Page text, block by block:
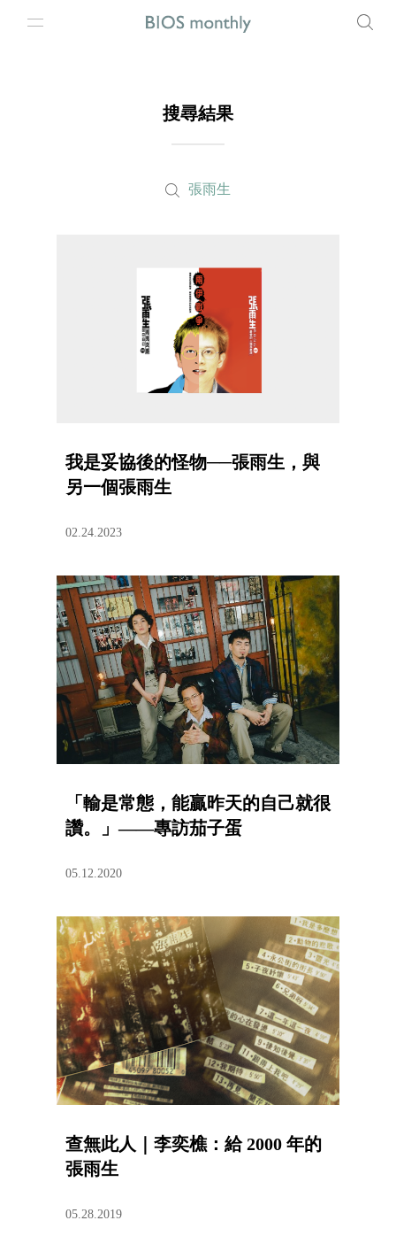
搜尋結果
張雨生
我是妥協後的怪物──張雨生，與
另一個張雨生
02.24.2023
「輸是常態，能贏昨天的自己就很
讚。」——專訪茄子蛋
05.12.2020
查無此人｜李奕樵：給 2000 年的
張雨生
05.28.2019